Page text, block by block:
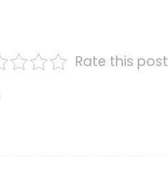
Rate this post